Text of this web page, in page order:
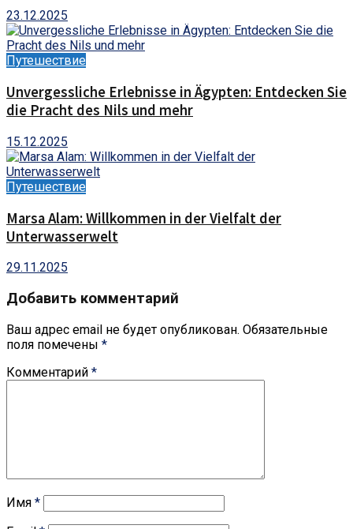
23.12.2025
Путешествие
Unvergessliche Erlebnisse in Ägypten: Entdecken Sie
die Pracht des Nils und mehr
15.12.2025
Путешествие
Marsa Alam: Willkommen in der Vielfalt der
Unterwasserwelt
29.11.2025
Добавить комментарий
Ваш адрес email не будет опубликован. Обязательные
поля помечены *
Комментарий *
Имя *